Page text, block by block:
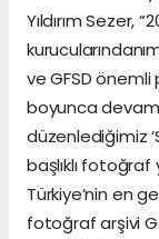
Yıldırım Sezer,
ve GFSD önemli
boyunca devam
düzenlediğimiz
başlıklı fotoğraf
Türkiye’nin en
fotoğraf arşivi